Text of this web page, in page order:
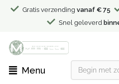
Gratis verzending vanaf € 75
Snel geleverd
Menu